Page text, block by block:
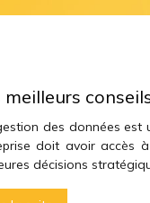
meilleurs
des données est
doit avoir accès
décisions